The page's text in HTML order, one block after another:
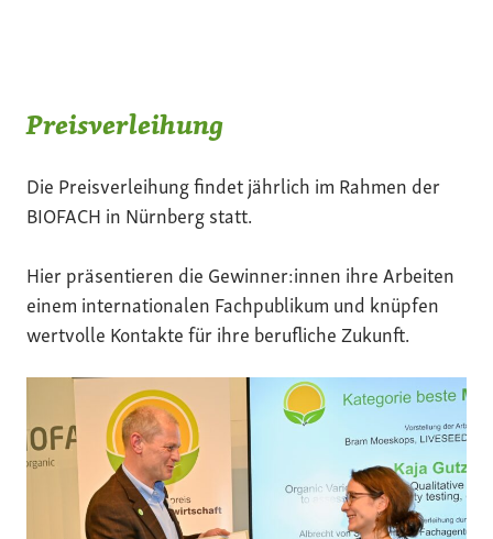
Preisverleihung
Die Preisverleihung findet jährlich im Rahmen der
BIOFACH in Nürnberg statt.
Hier präsentieren die Gewinner:innen ihre Arbeiten
einem internationalen Fachpublikum und knüpfen
wertvolle Kontakte für ihre berufliche Zukunft.